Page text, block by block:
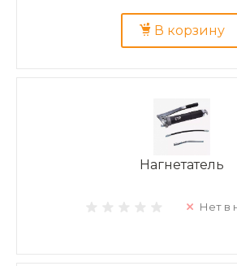
В корзину
Нагнетатель
Нет в